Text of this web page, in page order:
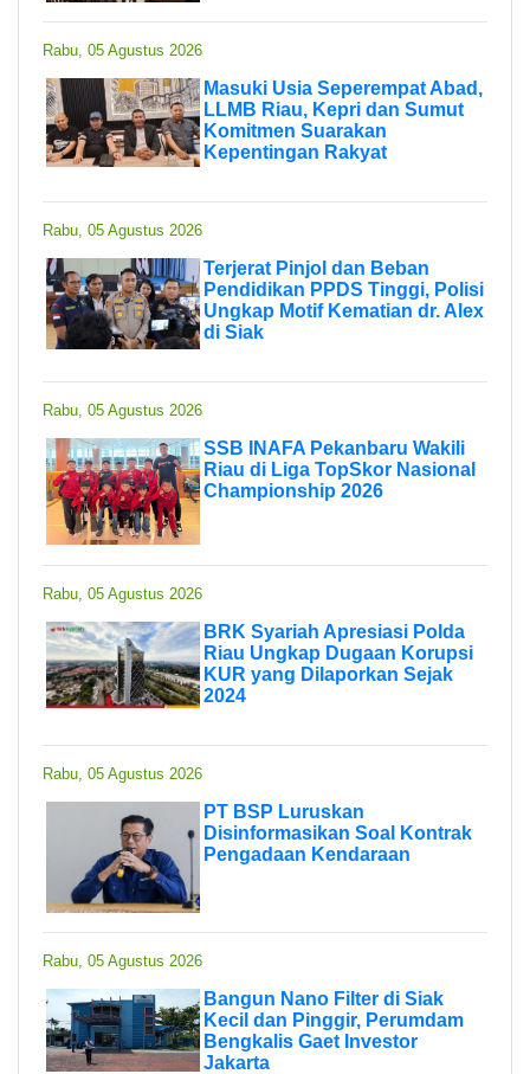
Rabu, 05 Agustus 2026
Masuki Usia Seperempat Abad,
LLMB Riau, Kepri dan Sumut
Komitmen Suarakan
Kepentingan Rakyat
Rabu, 05 Agustus 2026
Terjerat Pinjol dan Beban
Pendidikan PPDS Tinggi, Polisi
Ungkap Motif Kematian dr. Alex
di Siak
Rabu, 05 Agustus 2026
SSB INAFA Pekanbaru Wakili
Riau di Liga TopSkor Nasional
Championship 2026
Rabu, 05 Agustus 2026
BRK Syariah Apresiasi Polda
Riau Ungkap Dugaan Korupsi
KUR yang Dilaporkan Sejak
2024
Rabu, 05 Agustus 2026
PT BSP Luruskan
Disinformasikan Soal Kontrak
Pengadaan Kendaraan
Rabu, 05 Agustus 2026
Bangun Nano Filter di Siak
Kecil dan Pinggir, Perumdam
Bengkalis Gaet Investor
Jakarta